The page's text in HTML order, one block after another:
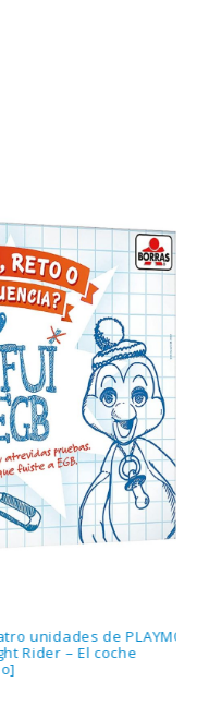
de PLAYMOBIL
– El coche